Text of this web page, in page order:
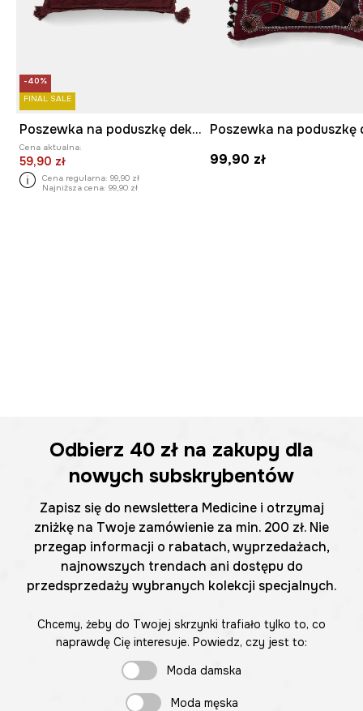
-40%
FINAL SALE
Poszewka na poduszkę dekoracyjna 40 x 60 cm
Cena aktualna:
59,90 zł
Cena regularna: 99,90 zł
Najniższa cena: 99,90 zł
99,90 zł
Odbierz 40 zł na zakupy dla
nowych subskrybentów
Zapisz się do newslettera Medicine i otrzymaj
zniżkę na Twoje zamówienie za min. 200 zł. Nie
przegap informacji o rabatach, wyprzedażach,
najnowszych trendach ani dostępu do
przedsprzedaży wybranych kolekcji specjalnych.
Chcemy, żeby do Twojej skrzynki trafiało tylko to, co
naprawdę Cię interesuje. Powiedz, czy jest to:
Moda damska
Moda męska